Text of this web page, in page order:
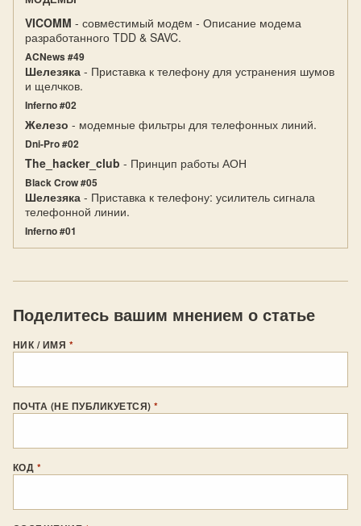
VICOMM - совмeстимый модeм - Описание модема
разработанного TDD & SAVC.
ACNews #49
Шелезяка - Приставка к телефону для устранения шумов
и щелчков.
Inferno #02
Железо - модемные фильтры для телефонных линий.
Dni-Pro #02
The_hacker_club - Принцип работы АОН
Black Crow #05
Шелезяка - Приставка к телефону: усилитель сигнала
телефонной линии.
Inferno #01
Поделитесь вашим мнением о статье
НИК / ИМЯ *
ПОЧТА (НЕ ПУБЛИКУЕТСЯ)*
КОД *